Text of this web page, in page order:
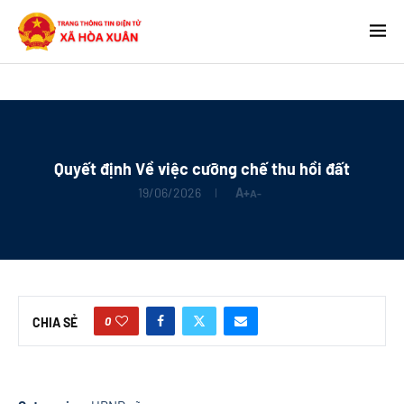
Quyết định Về việc cưỡng chế thu hồi đất
19/06/2026 A+A-
CHIA SẺ 0